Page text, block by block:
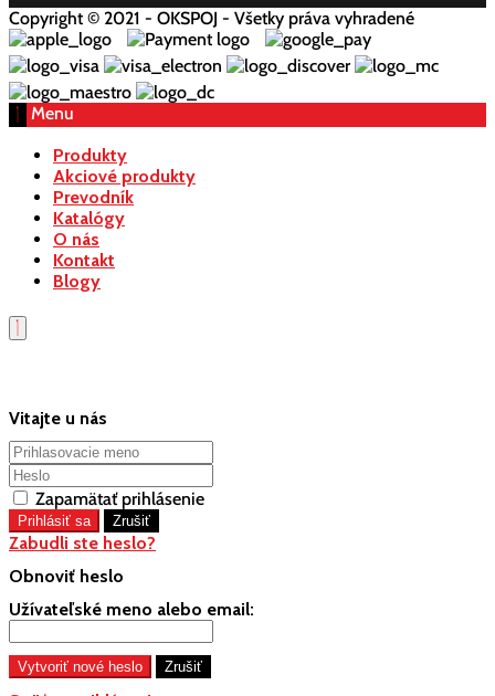
Copyright © 2021 - OKSPOJ - Všetky práva vyhradené
Menu
Produkty
Akciové produkty
Prevodník
Katalógy
O nás
Kontakt
Blogy
Vitajte u nás
Zapamätať prihlásenie
Zabudli ste heslo?
Obnoviť heslo
Užívateľské meno alebo email: